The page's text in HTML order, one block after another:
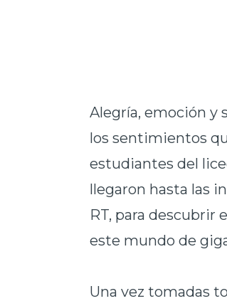
Alegría, emoción y
los sentimientos
estudiantes del
llegaron hasta las
RT, para descubrir
este mundo de
Una vez tomadas